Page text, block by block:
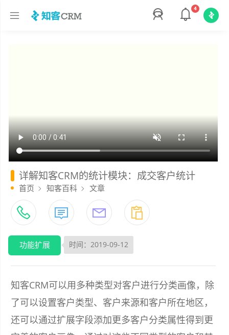
4
详解知客CRM的统计模块：成交客户统计
首页 知客百科 文章
功能扩展 时间：2019-09-12
知客CRM可以用多种类型对客户进行分类画像，除
了可以设置客户类型、客户来源和客户所在地区，
还可以通过扩展字段添加更多客户分类属性得到更